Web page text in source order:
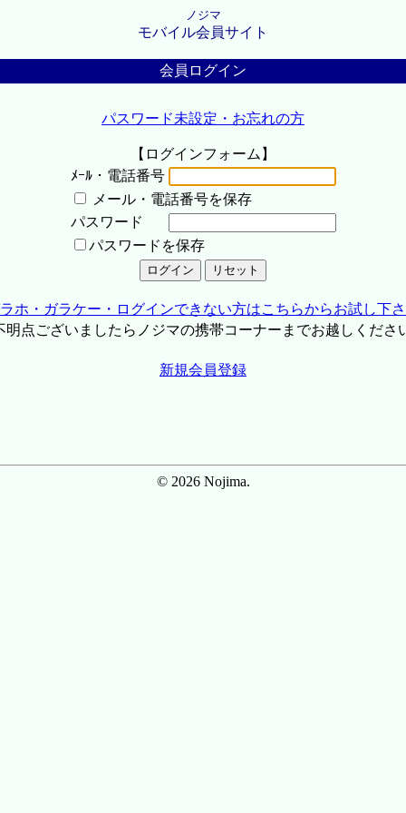
ノジマ
モバイル会員サイト
会員ログイン
パスワード未設定・お忘れの方
【ログインフォーム】
ﾒｰﾙ・電話番号
メール・電話番号を保存
パスワード
パスワードを保存
ホ・ガラケー・ログインできない方はこちらからお試し下
点ございましたらノジマの携帯コーナーまでお越しくださ
新規会員登録
© 2026 Nojima.